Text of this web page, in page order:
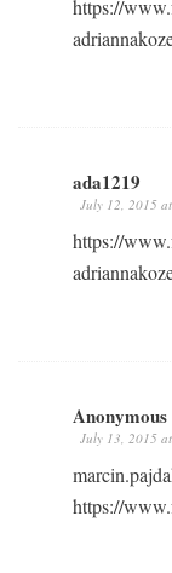
https://
ada1219
July 12, 2015
https://
Anonymous
July 13, 2015
https://